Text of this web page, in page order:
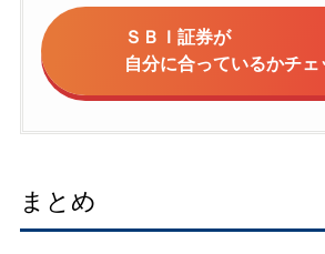
ＳＢＩ証券が
自分に合っているかチェ
まとめ